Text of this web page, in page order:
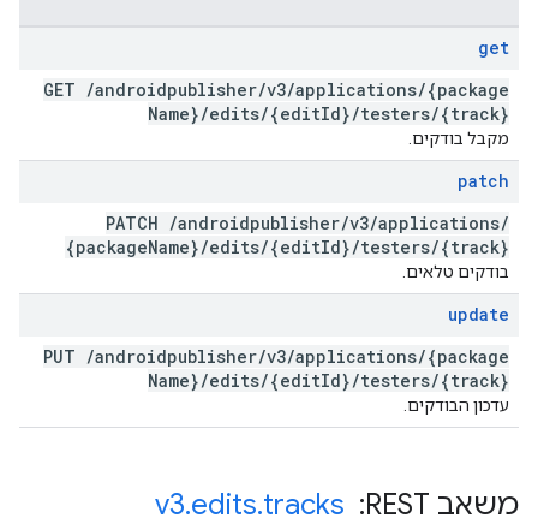
get
GET /androidpublisher/v3/applications/{package
Name}/edits/{editId}/testers/{track}
מקבל בודקים.
patch
PATCH /androidpublisher/v3/applications/
{packageName}/edits/{editId}/testers/{track}
בודקים טלאים.
update
PUT /androidpublisher/v3/applications/{package
Name}/edits/{editId}/testers/{track}
עדכון הבודקים.
משאב REST: ‏ v3.edits.tracks